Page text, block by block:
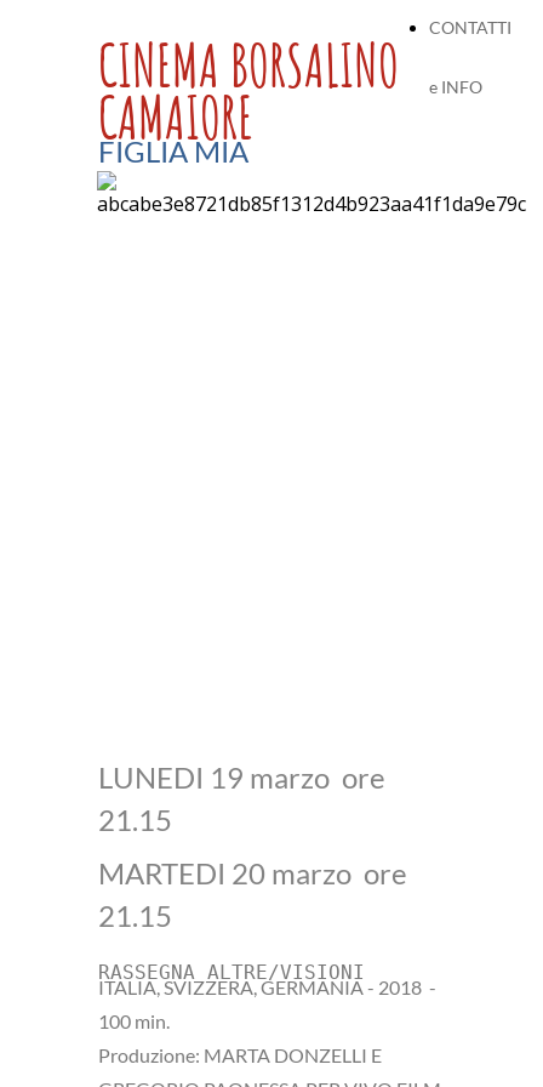
CONTATTI
e INFO
CINEMA BORSALINO
CAMAIORE
FIGLIA MIA
LUNEDI 19 marzo ore
21.15
MARTEDI 20 marzo ore
21.15
RASSEGNA ALTRE/VISIONI
ITALIA, SVIZZERA, GERMANIA - 2018 -
100 min.
Produzione: MARTA DONZELLI E